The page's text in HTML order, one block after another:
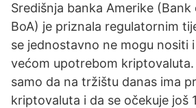
Središnja banka Amerike (Bank
BoA) je priznala regulatornim
se jednostavno ne mogu nositi
većom upotrebom kriptovaluta.
samo da na tržištu danas ima
kriptovaluta i da se očekuje još